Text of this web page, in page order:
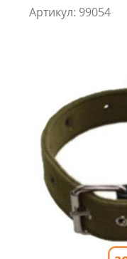
Артикул: 99054